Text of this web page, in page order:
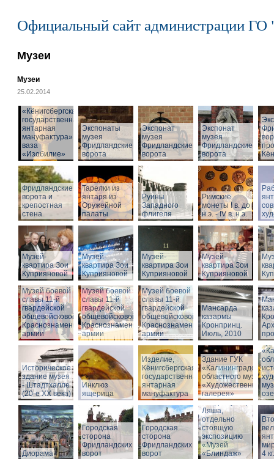
Официальный сайт администрации ГО
Музеи
Музеи
25.02.2014
«Кёнигсбергская
государственная
янтарная
мануфактура» -
ваза
«Изобилие»
Экспонаты
музея
Фридландские
ворота
Экспонат
музея
Фридландские
ворота
Экспонат
музея
Фридландские
ворота
Фридландские
ворота и
крепостная
стена
Тарелки из
янтаря из
Оружейной
палаты
Руины
Западного
флигеля
Римские
монеты I в. до
н.э. - IV в. н.э.
Музей-
квартира Зои
Куприяновой
Музей-
квартира Зои
Куприяновой
Музей-
квартира Зои
Куприяновой
Музей-
квартира Зои
Куприяновой
Музей боевой
славы 11-й
гвардейской
общевойсковой
Краснознаменной
армии
Музей боевой
славы 11-й
гвардейской
общевойсковой
Краснознаменной
армии
Музей боевой
славы 11-й
гвардейской
общевойсковой
Краснознаменной
армии
Мансарда
казармы
Кронпринц.
Июль, 2010
Историческое
здание музея
- Штадтхалле
(20-е XX века)
Инклюз
ящерица
Изделие,
Кёнигсбергская
государственная
янтарная
мануфактура
Здание ГУК
«Калининградского
областного музея
«Художественная
галерея»
Диорама
Городская
сторона
Фридландских
ворот
Городская
сторона
Фридландских
ворот
Вход в бункер
Ляша,
отдельно
стоящую
экспозицию
«Музей
«Блиндаж»
4